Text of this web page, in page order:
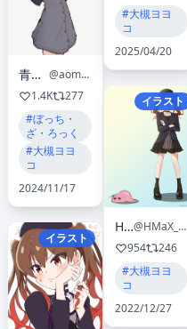
青森んご🍎
@aomoringo_com
1.4K
277
#ぼっち・
ざ・ろっく
#大槻ヨヨ
コ
2024/11/17
イラスト
#大槻ヨヨ
コ
2025/04/20
イラスト
HMaX
@HMaX_Maayamax
954
246
#大槻ヨヨ
コ
2022/12/27